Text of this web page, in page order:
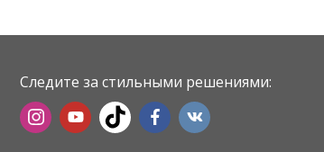
Следите за стильными решениями: